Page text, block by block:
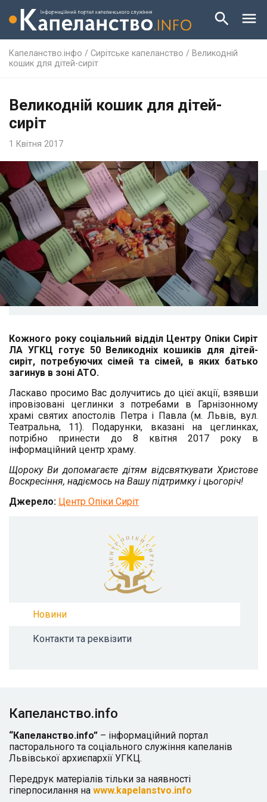
Капеланство.інфо / Сирітське капеланство / Великодній
кошик для дітей-сиріт
Великодній кошик для дітей-
сиріт
1 Квітня 2017
Кожного року соціальний відділ Центру Опіки Сиріт
ЛА УГКЦ готує 50 Великодніх кошиків для дітей-
сиріт, потребуючих сімей та сімей, в яких батько
загинув в зоні АТО.
Ласкаво просимо Вас долучитись до цієї акції, взявши
іпровізовані цеглинки з потребами в Гарнізонному
храмі святих апостолів Петра і Павла (м. Львів, вул.
Театральна, 11). Подарунки, вказані на цеглинках,
потрібно принести до 8 квітня 2017 року в
інформаційний центр храму.
Щороку Ви допомагаєте дітям відсвяткувати Христове
Воскресіння, надіємось на Вашу підтримку і цьогоріч!
Джерело: Центр Опіки Сиріт
Новини
Контакти та реквізити
Капеланство.info
“Капеланство.info” – інформаційний портал
пасторального та соціального служіння капеланів
Львівської архиєпархії УГКЦ.
Передрук матеріалів тільки за наявності
гіперпосилання на www.kapelanstvo.info